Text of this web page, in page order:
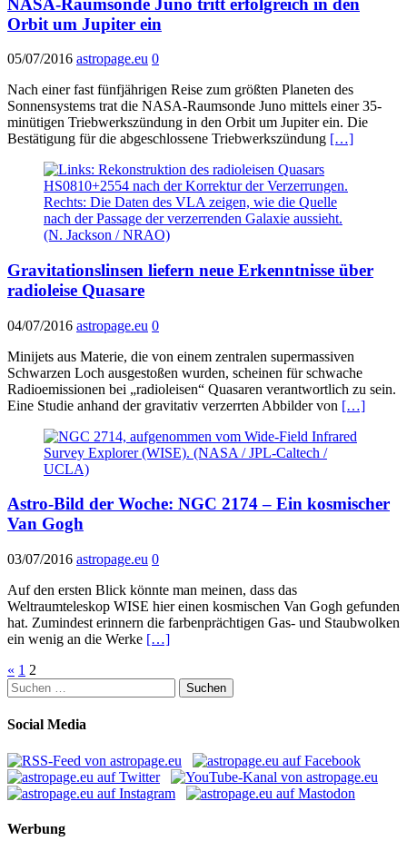
Orbit um Jupiter ein
05/07/2016 astropage.eu 0
Nach einer fast fünfjährigen Reise zum größten Planeten des
Sonnensystems trat die NASA-Raumsonde Juno mittels einer 35-
minütigen Triebwerkszündung in den Orbit um Jupiter ein. Die
Bestätigung für die abgeschlossene Triebwerkszündung […]
Gravitationslinsen liefern neue Erkenntnisse über
radioleise Quasare
04/07/2016 astropage.eu 0
Minijets aus Materie, die von einem zentralen supermassiven
Schwarzen Loch ausgestoßen wurden, scheinen für schwache
Radioemissionen bei „radioleisen“ Quasaren verantwortlich zu sein.
Eine Studie anhand der gravitativ verzerrten Abbilder von […]
Astro-Bild der Woche: NGC 2174 – Ein kosmischer
Van Gogh
03/07/2016 astropage.eu 0
Auf den ersten Blick könnte man meinen, dass das
Weltraumteleskop WISE hier einen kosmischen Van Gogh gefunden
hat. Zumindest erinnern die farbenprächtigen Gas- und Staubwolken
ein wenig an die Werke […]
Seitennummerierung
der
Beiträge
« 1 2
Suchen
nach:
Social Media
Werbung